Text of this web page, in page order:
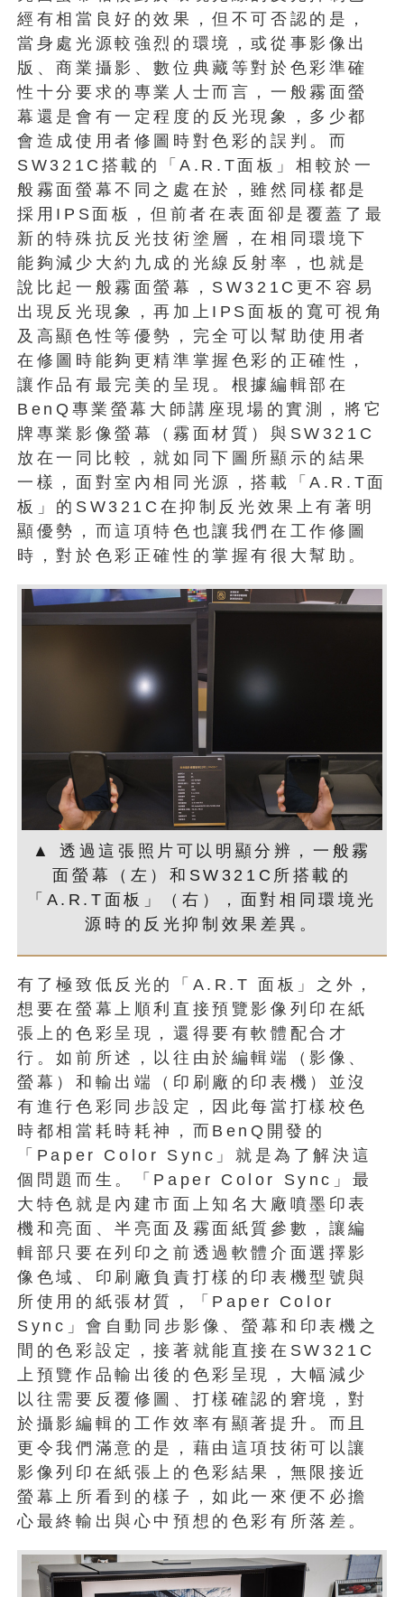
經有相當良好的效果，但不可否認的是，
當身處光源較強烈的環境，或從事影像出
版、商業攝影、數位典藏等對於色彩準確
性十分要求的專業人士而言，一般霧面螢
幕還是會有一定程度的反光現象，多少都
會造成使用者修圖時對色彩的誤判。而
SW321C搭載的「A.R.T面板」相較於一
般霧面螢幕不同之處在於，雖然同樣都是
採用IPS面板，但前者在表面卻是覆蓋了最
新的特殊抗反光技術塗層，在相同環境下
能夠減少大約九成的光線反射率，也就是
說比起一般霧面螢幕，SW321C更不容易
出現反光現象，再加上IPS面板的寬可視角
及高顯色性等優勢，完全可以幫助使用者
在修圖時能夠更精準掌握色彩的正確性，
讓作品有最完美的呈現。根據編輯部在
BenQ專業螢幕大師講座現場的實測，將它
牌專業影像螢幕（霧面材質）與SW321C
放在一同比較，就如同下圖所顯示的結果
一樣，面對室內相同光源，搭載「A.R.T面
板」的SW321C在抑制反光效果上有著明
顯優勢，而這項特色也讓我們在工作修圖
時，對於色彩正確性的掌握有很大幫助。
▲ 透過這張照片可以明顯分辨，一般霧
面螢幕（左）和SW321C所搭載的
「A.R.T面板」（右），面對相同環境光
源時的反光抑制效果差異。
有了極致低反光的「A.R.T 面板」之外，
想要在螢幕上順利直接預覽影像列印在紙
張上的色彩呈現，還得要有軟體配合才
行。如前所述，以往由於編輯端（影像、
螢幕）和輸出端（印刷廠的印表機）並沒
有進行色彩同步設定，因此每當打樣校色
時都相當耗時耗神，而BenQ開發的
「Paper Color Sync」就是為了解決這
個問題而生。「Paper Color Sync」最
大特色就是內建市面上知名大廠噴墨印表
機和亮面、半亮面及霧面紙質參數，讓編
輯部只要在列印之前透過軟體介面選擇影
像色域、印刷廠負責打樣的印表機型號與
所使用的紙張材質，「Paper Color
Sync」會自動同步影像、螢幕和印表機之
間的色彩設定，接著就能直接在SW321C
上預覽作品輸出後的色彩呈現，大幅減少
以往需要反覆修圖、打樣確認的窘境，對
於攝影編輯的工作效率有顯著提升。而且
更令我們滿意的是，藉由這項技術可以讓
影像列印在紙張上的色彩結果，無限接近
螢幕上所看到的樣子，如此一來便不必擔
心最終輸出與心中預想的色彩有所落差。